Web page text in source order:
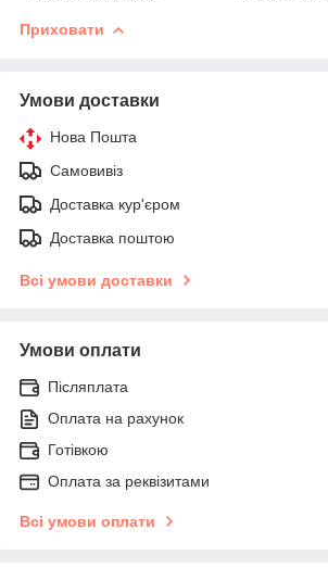
Приховати
Умови доставки
Нова Пошта
Самовивіз
Доставка кур'єром
Доставка поштою
Всі умови доставки
Умови оплати
Післяплата
Оплата на рахунок
Готівкою
Оплата за реквізитами
Всі умови оплати